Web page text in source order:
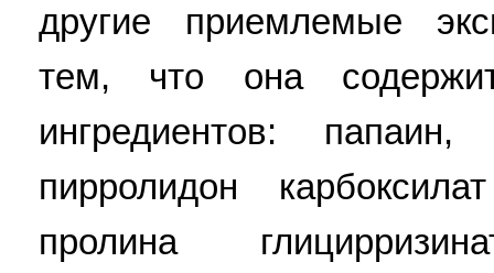
другие приемлемые
тем, что она
ингредиентов: папаин,
пирролидон
пролина